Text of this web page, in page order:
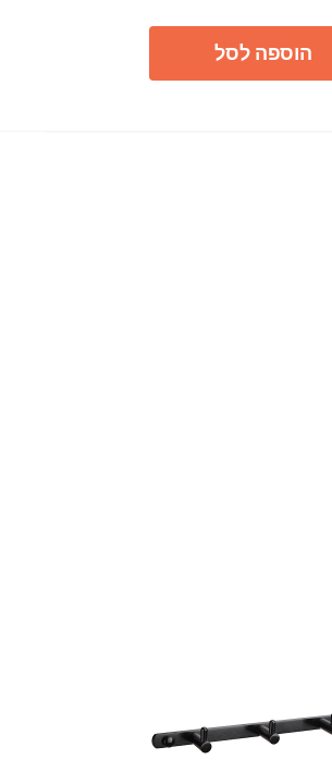
הוספה לסל